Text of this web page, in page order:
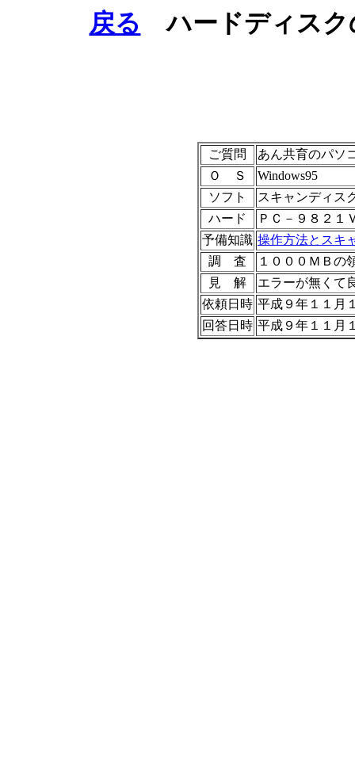
戻る ハードディスク
ご質問
あん共育のパソ
Ｏ Ｓ
Windows95
ソフト
スキャンディス
ハード
ＰＣ－９８２１
予備知識 操作方法とスキ
調 査
１０００ＭＢの
見 解
エラーが無くて
依頼日時 平成９年１１月
回答日時 平成９年１１月